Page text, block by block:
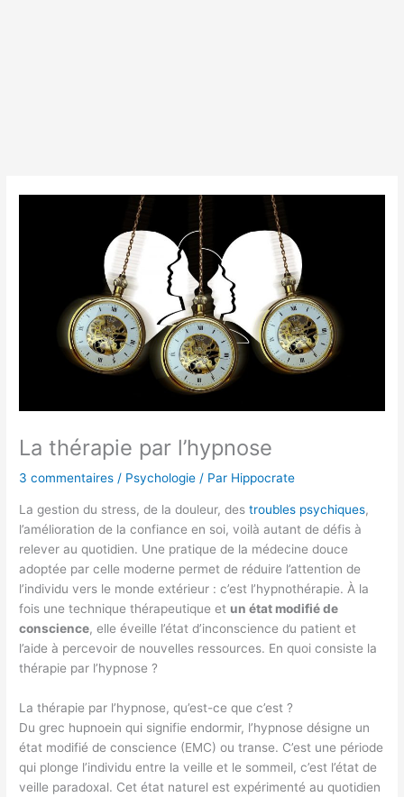
La thérapie par l’hypnose
3 commentaires / Psychologie / Par Hippocrate
La gestion du stress, de la douleur, destroubles psychiques,
l’amélioration de la confiance en soi, voilà autant de défis à
relever au quotidien. Une pratique de la médecine douce
adoptée par celle moderne permet de réduire l’attention de
l’individu vers le monde extérieur : c’est l’hypnothérapie. À la
fois une technique thérapeutique et un état modifié de
conscience, elle éveille l’état d’inconscience du patient et
l’aide à percevoir de nouvelles ressources. En quoi consiste la
thérapie par l’hypnose ?
La thérapie par l’hypnose, qu’est-ce que c’est ?
Du grec hupnoein qui signifie endormir, l’hypnose désigne un
état modifié de conscience (EMC) ou transe. C’est une période
qui plonge l’individu entre la veille et le sommeil, c’est l’état de
veille paradoxal. Cet état naturel est expérimenté au quotidien